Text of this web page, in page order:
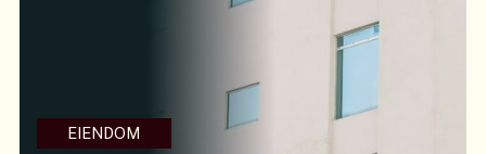
EIENDOM